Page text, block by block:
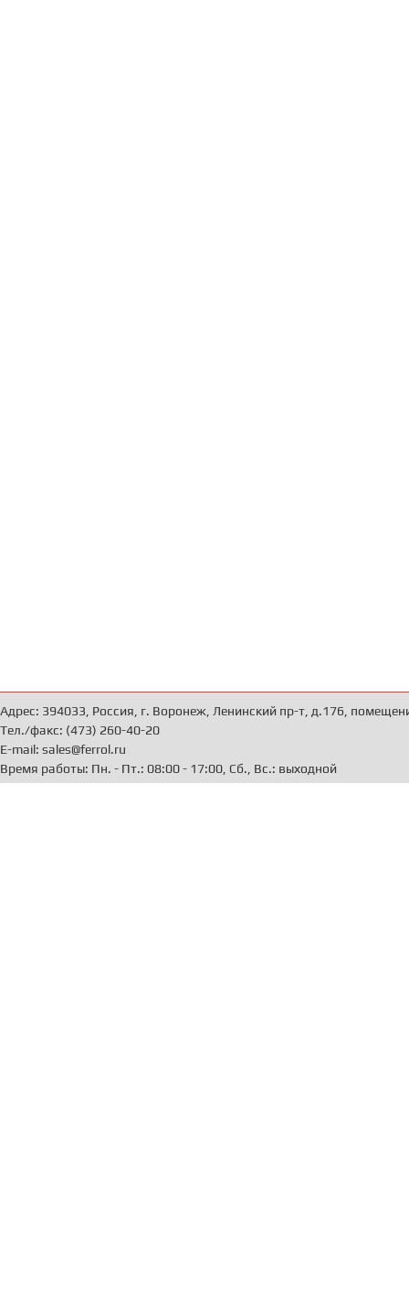
Адрес: 394033, Россия, г. Воронеж, Ленинский пр-т, д.176,
Тел./факс: (473) 260-40-20
E-mail: sales@ferrol.ru
Время работы: Пн. - Пт.: 08:00 - 17:00, Сб., Вс.: выходной